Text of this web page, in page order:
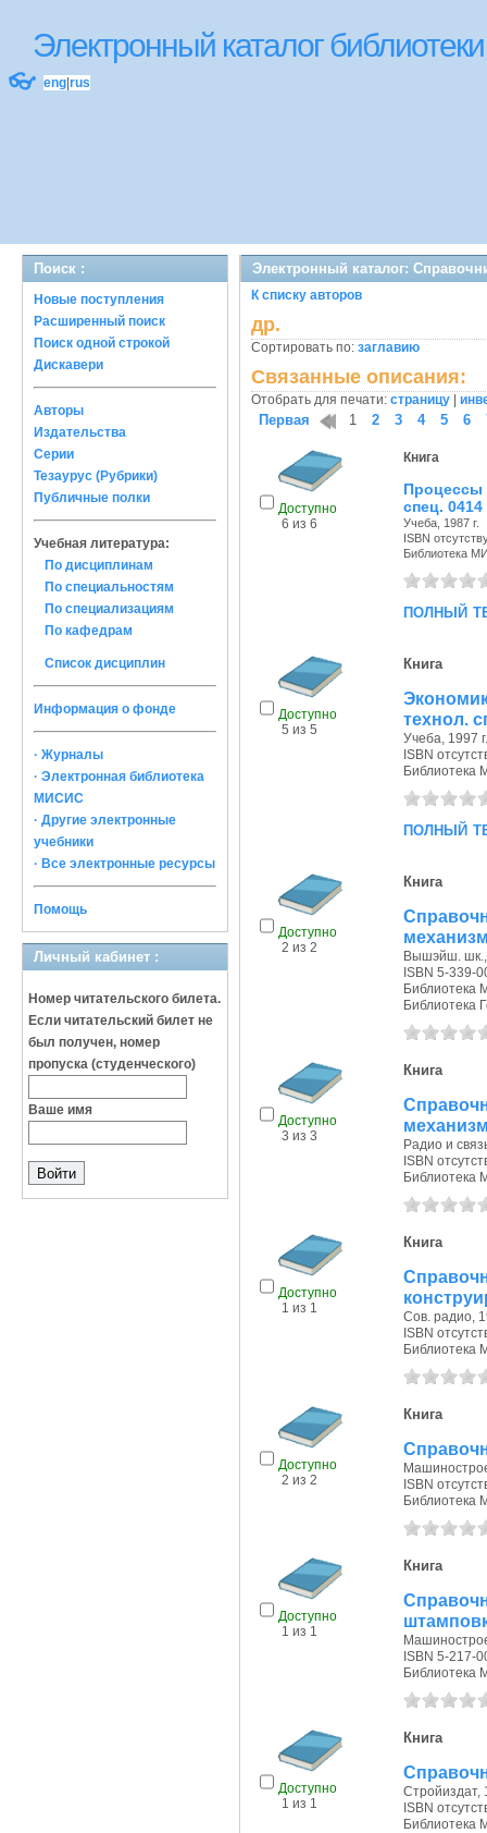
Электронный каталог
👓 eng rus
Поиск :
Новые поступления
Расширенный поиск
Поиск одной строкой
Дискавери
Авторы
Издательства
Серии
Тезаурус (Рубрики)
Публичные полки
Учебная литература:
По дисциплинам
По специальностям
По специализациям
По кафедрам
Список дисциплин
Информация о фонде
· Журналы
· Электронная библиотека
МИСИС
· Другие электронные
учебники
· Все электронные ресурсы
Помощь
Личный кабинет :
Номер читательского билета.
Если читательский билет не
был получен, номер
пропуска (студенческого)
Ваше имя
Электронный каталог:
К списку авторов
др.
Сортировать по: заглавию
Связанные описания:
Отобрать для печати: страницу
Первая 1 2 3 4 5 6
Доступно
6 из 6
Книга
Процессы
спец. 0414
Учеба, 1987 г.
ISBN
Библиотека
полный
Доступно
5 из 5
Книга
технол.
Учеба, 1997 г.
ISBN
полный
Доступно
2 из 2
Книга
Вышэйш. шк.,
ISBN 5-339-
Библиотека
Доступно
3 из 3
Книга
Радио и
ISBN
Доступно
1 из 1
Книга
Сов. радио,
ISBN
Доступно
2 из 2
Книга
ISBN
Доступно
1 из 1
Книга
ISBN 5-217-
Доступно
1 из 1
Книга
Стройиздат,
ISBN